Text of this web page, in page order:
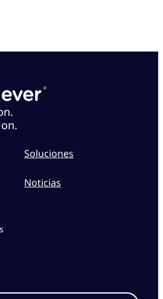
Soluciones
Noticias
page
pagepage
X page
our Instagram page